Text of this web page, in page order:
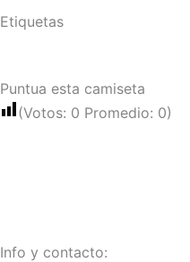
Etiquetas
Puntua esta camiseta
(Votos: 0 Promedio: 0)
Info y contacto: